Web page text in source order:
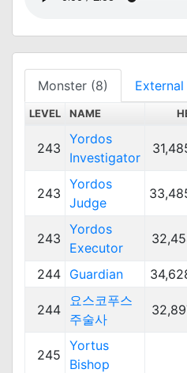
Monster (8)
LEVEL NAME
243
Yordos
Investigator
243
Yordos
Judge
243
Yordos
Executor
244 Guardian
244
요스코푸스
주술사
245
Yortus
Bishop